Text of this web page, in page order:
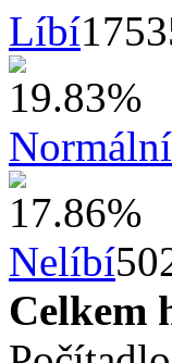
Líbí
Normální
Nelíbí
Celkem